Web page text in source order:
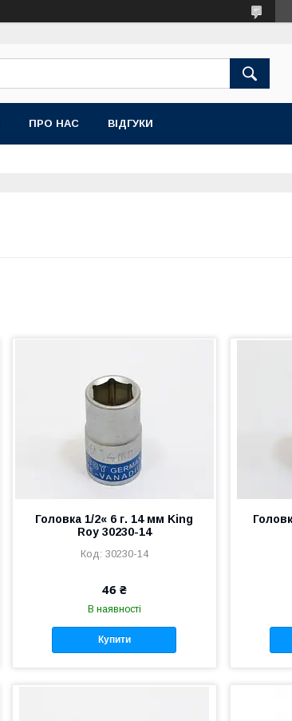
ПРО НАС ВІДГУКИ
Головка 1/2« 6 г. 14 мм King
Roy 30230-14
30230-14
46 ₴
В наявності
Купити